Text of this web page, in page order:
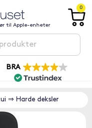
til Apple-enheter
0
BRA
⇒ Harde deksler